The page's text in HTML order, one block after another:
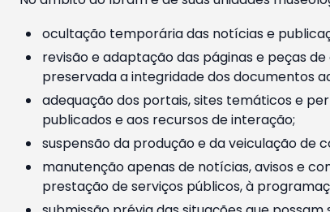
ocultação temporária das notícias e
revisão e adaptação das páginas e peças
preservada a integridade dos documentos
adequação dos portais, sites temáticos e
publicados e aos recursos de interação;
suspensão da produção e da veiculação de
manutenção apenas de notícias, avisos e
prestação de serviços públicos, à